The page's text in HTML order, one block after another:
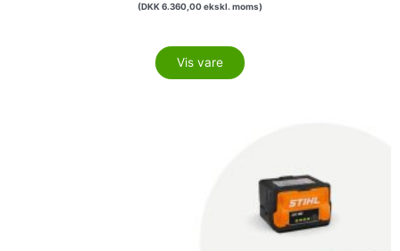
(DKK6.360,00ekskl. moms)
Vis vare